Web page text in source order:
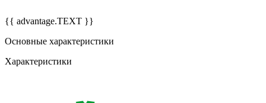
{{ advantage.TEXT }}
Основные характеристики
Характеристики